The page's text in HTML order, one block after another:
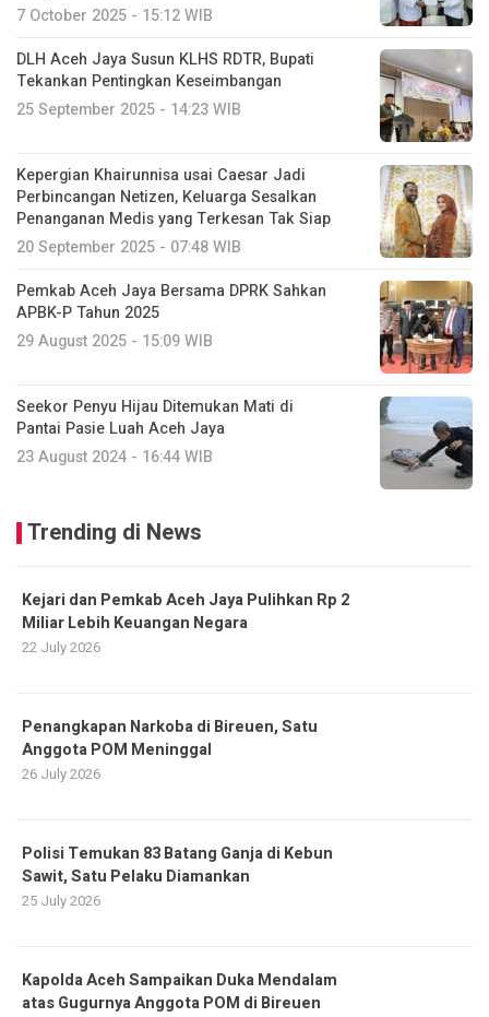
7 October 2025 - 15:12 WIB
DLH Aceh Jaya Susun KLHS RDTR, Bupati
Tekankan Pentingkan Keseimbangan
25 September 2025 - 14:23 WIB
Kepergian Khairunnisa usai Caesar Jadi
Perbincangan Netizen, Keluarga Sesalkan
Penanganan Medis yang Terkesan Tak Siap
20 September 2025 - 07:48 WIB
Pemkab Aceh Jaya Bersama DPRK Sahkan
APBK-P Tahun 2025
29 August 2025 - 15:09 WIB
Seekor Penyu Hijau Ditemukan Mati di
Pantai Pasie Luah Aceh Jaya
23 August 2024 - 16:44 WIB
Trending di News
Kejari dan Pemkab Aceh Jaya Pulihkan Rp 2
Miliar Lebih Keuangan Negara
22 July 2026
Penangkapan Narkoba di Bireuen, Satu
Anggota POM Meninggal
26 July 2026
Polisi Temukan 83 Batang Ganja di Kebun
Sawit, Satu Pelaku Diamankan
25 July 2026
Kapolda Aceh Sampaikan Duka Mendalam
atas Gugurnya Anggota POM di Bireuen